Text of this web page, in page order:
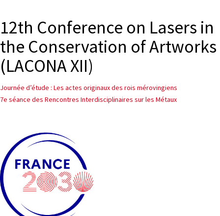
EQUIPEX + ESPADON
MÉCÉNAT
CHERCHEURS
12th Conference on Lasers in
the Conservation of Artworks
(LACONA XII)
Navigation
de
Journée d’étude : Les actes originaux des rois mérovingiens
7e séance des Rencontres Interdisciplinaires sur les Métaux